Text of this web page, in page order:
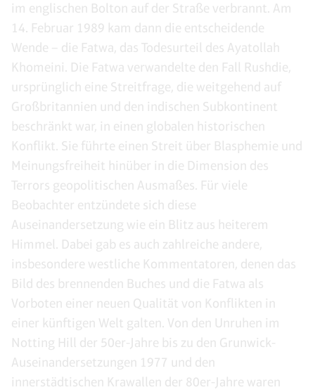
im englischen Bolton auf der Straße verbrannt. Am
14. Februar 1989 kam dann die entscheidende
Wende – die Fatwa, das Todesurteil des Ayatollah
Khomeini. Die Fatwa verwandelte den Fall Rushdie,
ursprünglich eine Streitfrage, die weitgehend auf
Großbritannien und den indischen Subkontinent
beschränkt war, in einen globalen historischen
Konflikt. Sie führte einen Streit über Blasphemie und
Meinungsfreiheit hinüber in die Dimension des
Terrors geopolitischen Ausmaßes. Für viele
Beobachter entzündete sich diese
Auseinandersetzung wie ein Blitz aus heiterem
Himmel. Dabei gab es auch zahlreiche andere,
insbesondere westliche Kommentatoren, denen das
Bild des brennenden Buches und die Fatwa als
Vorboten einer neuen Qualität von Konflikten in
einer künftigen Welt galten. Von den Unruhen im
Notting Hill der 50er-Jahre bis zu den Grunwick-
Auseinandersetzungen 1977 und den
innerstädtischen Krawallen der 80er-Jahre waren